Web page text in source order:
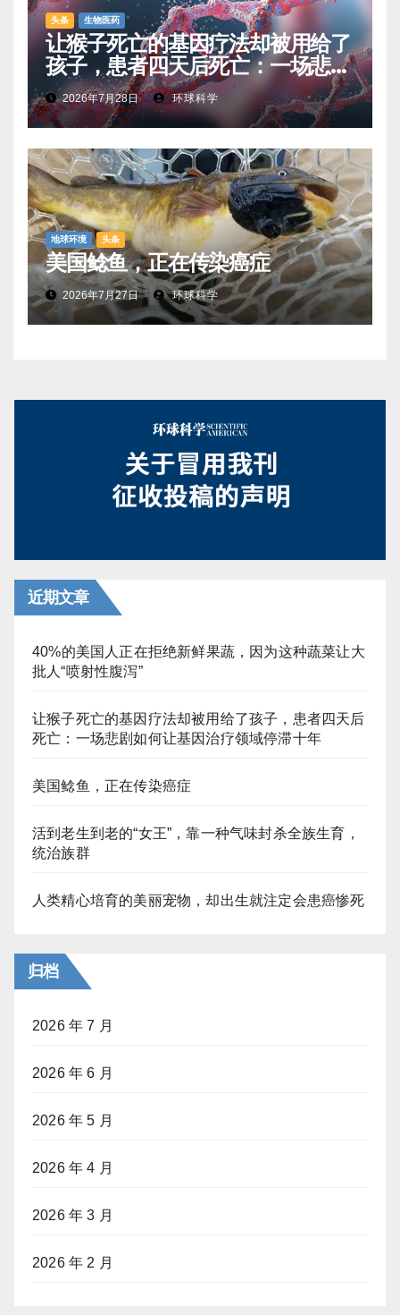
头条 生物医药
让猴子死亡的基因疗法却被用给了
孩子，患者四天后死亡：一场悲剧
如何让基因治疗领域停滞十年
2026年7月28日 环球科学
地球环境 头条
美国鲶鱼，正在传染癌症
2026年7月27日 环球科学
近期文章
40%的美国人正在拒绝新鲜果蔬，因为这种蔬菜让大
批人“喷射性腹泻”
让猴子死亡的基因疗法却被用给了孩子，患者四天后
死亡：一场悲剧如何让基因治疗领域停滞十年
美国鲶鱼，正在传染癌症
活到老生到老的“女王”，靠一种气味封杀全族生育，
统治族群
人类精心培育的美丽宠物，却出生就注定会患癌惨死
归档
2026 年 7 月
2026 年 6 月
2026 年 5 月
2026 年 4 月
2026 年 3 月
2026 年 2 月